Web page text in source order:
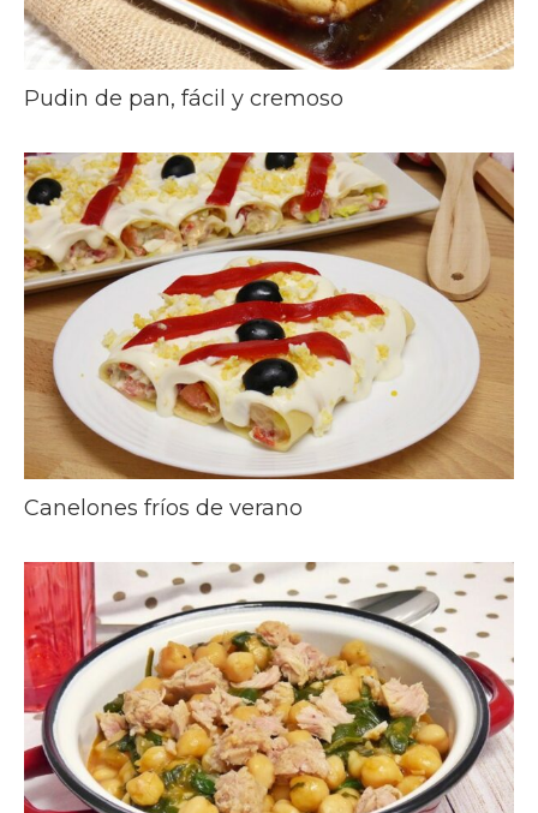
Pudin de pan, fácil y cremoso
Canelones fríos de verano